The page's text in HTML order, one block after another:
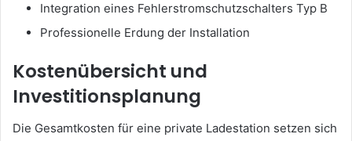
Integration eines Fehlerstromschutzschalters Typ B
Professionelle Erdung der Installation
Kostenübersicht und
Investitionsplanung
Die Gesamtkosten für eine private Ladestation setzen sich